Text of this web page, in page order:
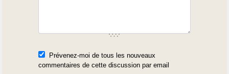
Prévenez-moi de tous les nouveaux
commentaires de cette discussion par email